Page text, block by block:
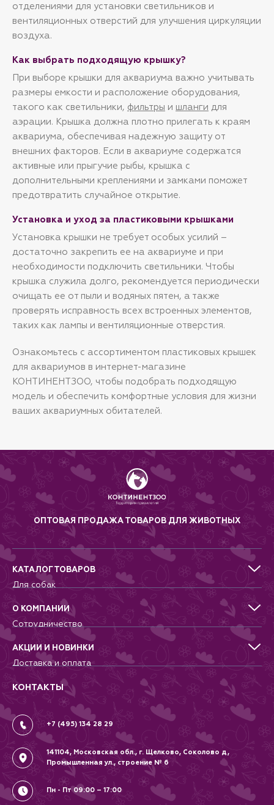
отделениями для установки светильников и
вентиляционных отверстий для улучшения циркуляции
воздуха.
Как выбрать подходящую крышку?
При выборе крышки для аквариума важно учитывать
размеры емкости и расположение оборудования,
такого как светильники, фильтры и шланги для
аэрации. Крышка должна плотно прилегать к краям
аквариума, обеспечивая надежную защиту от
внешних факторов. Если в аквариуме содержатся
активные или прыгучие рыбы, крышка с
дополнительными креплениями и замками поможет
предотвратить случайное открытие.
Установка и уход за пластиковыми крышками
Установка крышки не требует особых усилий –
достаточно закрепить ее на аквариуме и при
необходимости подключить светильники. Чтобы
крышка служила долго, рекомендуется периодически
очищать ее от пыли и водяных пятен, а также
проверять исправность всех встроенных элементов,
таких как лампы и вентиляционные отверстия.
Ознакомьтесь с ассортиментом пластиковых крышек
для аквариумов в интернет-магазине
КОНТИНЕНТЗОО, чтобы подобрать подходящую
модель и обеспечить комфортные условия для жизни
ваших аквариумных обитателей.
ОПТОВАЯ ПРОДАЖА ТОВАРОВ ДЛЯ ЖИВОТНЫХ
КАТАЛОГ ТОВАРОВ
Для собак
Для кошек
Для грызунов
Для птиц
Аквариумистика, пруд, море
Террариумистика
О КОМПАНИИ
Сотрудничество
Питомникам
Добрые дела
Новости
Контакты
Вопрос-Ответ
АКЦИИ И НОВИНКИ
Доставка и оплата
Гарантии и возврат
Вакансии
Политика
Соглашение
КОНТАКТЫ
+7 (495) 134 28 29
141104, Московская обл., г. Щелково, Соколово д,
Промышленная ул., строение № 6
Пн - Пт 09:00 – 17:00